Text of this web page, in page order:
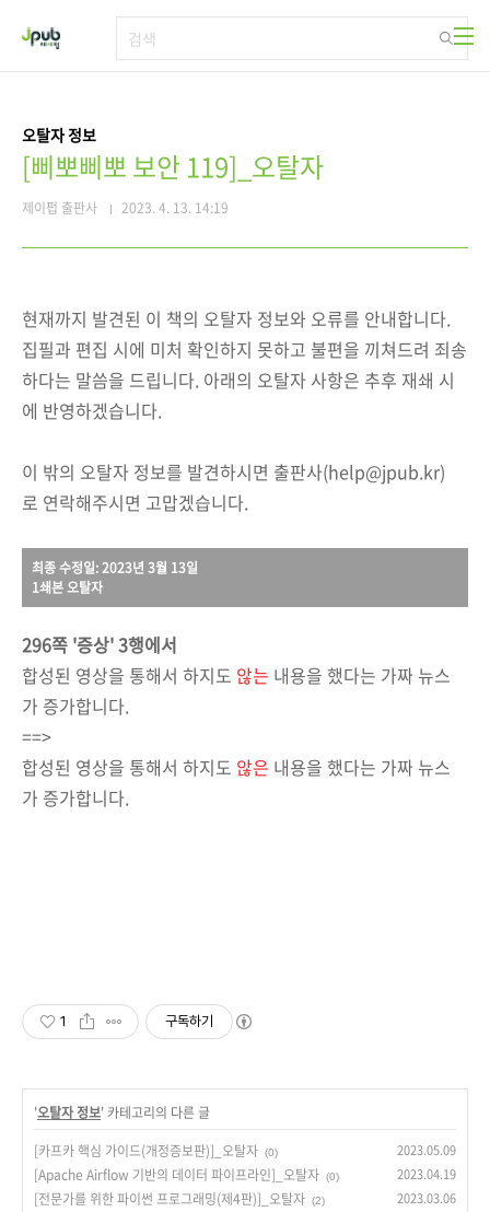
오탈자 정보
[삐뽀삐뽀 보안 119]_오탈자
제이펍 출판사 2023. 4. 13. 14:19
현재까지 발견된 이 책의 오탈자 정보와 오류를 안내합니다.
집필과 편집 시에 미처 확인하지 못하고 불편을 끼쳐드려 죄송
하다는 말씀을 드립니다. 아래의 오탈자 사항은 추후 재쇄 시
에 반영하겠습니다.
이 밖의 오탈자 정보를 발견하시면 출판사(help@jpub.kr)
로 연락해주시면 고맙겠습니다.
최종 수정일: 2023년 3월 13일
1쇄본 오탈자
296쪽 '증상' 3행에서
합성된 영상을 통해서 하지도 않는 내용을 했다는 가짜 뉴스
가 증가합니다.
==>
합성된 영상을 통해서 하지도 않은 내용을 했다는 가짜 뉴스
가 증가합니다.
1 구독하기
'오탈자 정보' 카테고리의 다른 글
[카프카 핵심 가이드(개정증보판)]_오탈자 (0) 2023.05.09
[Apache Airflow 기반의 데이터 파이프라인]_오탈자 (0) 2023.04.19
[전문가를 위한 파이썬 프로그래밍(제4판)]_오탈자 (2) 2023.03.06